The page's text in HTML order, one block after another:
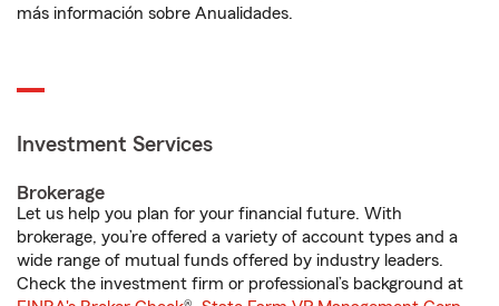
más información sobre Anualidades.
Investment Services
Brokerage
Let us help you plan for your financial future. With
brokerage, you’re offered a variety of account types and a
wide range of mutual funds offered by industry leaders.
Check the investment firm or professional’s background at